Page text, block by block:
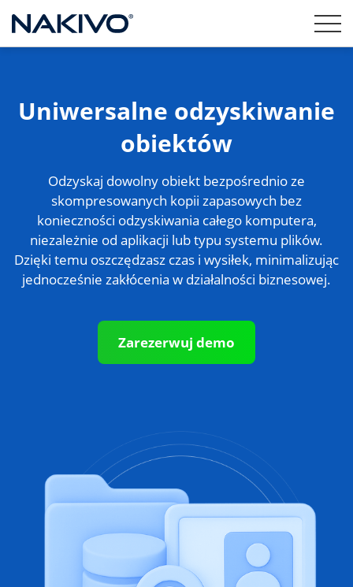
Uniwersalne odzyskiwanie
obiektów
Odzyskaj dowolny obiekt bezpośrednio ze
skompresowanych kopii zapasowych bez
konieczności odzyskiwania całego komputera,
niezależnie od aplikacji lub typu systemu plików.
Dzięki temu oszczędzasz czas i wysiłek, minimalizując
jednocześnie zakłócenia w działalności biznesowej.
Zarezerwuj demo